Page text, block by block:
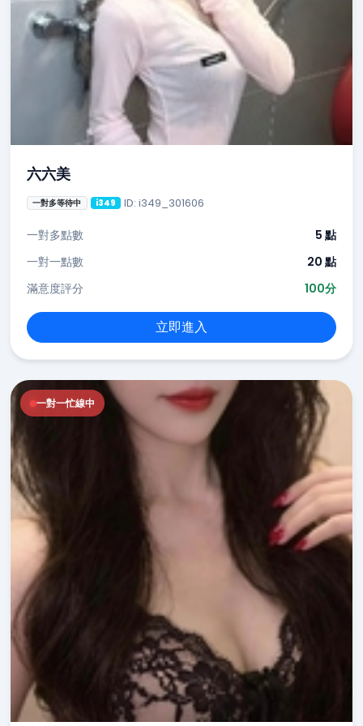
六六美
一對多等待中 i349 ID: i349_301606
一對多點數
5 點
一對一點數
20 點
滿意度評分
100分
立即進入
一對一忙線中